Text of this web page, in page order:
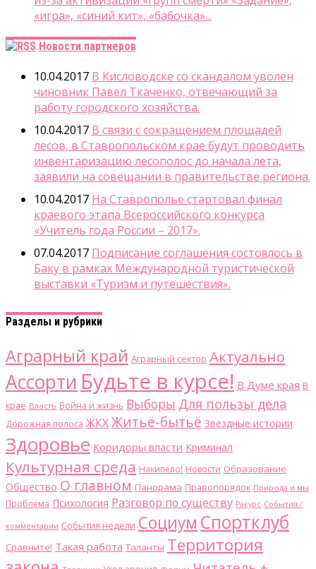
«игра», «синий кит», «бабочка»...
Новости партнеров
10.04.2017 В Кисловодске со скандалом уволен
чиновник Павел Ткаченко, отвечающий за
работу городского хозяйства.
10.04.2017 В связи с сокращением площадей
лесов, в Ставропольском крае будут проводить
инвентаризацию лесополос до начала лета,
заявили на совещании в правительстве региона.
10.04.2017 На Ставрополье стартовал финал
краевого этапа Всероссийского конкурса
«Учитель года России – 2017».
07.04.2017 Подписание соглашения состоялось в
Баку в рамках Международной туристической
выставки «Туризм и путешествия».
Разделы и рубрики
Аграрный край Аграрный сектор Актуально
Ассорти Будьте в курсе! В Думе края В
крае Власть Война и жизнь Выборы Для пользы дела
Дорожная полоса ЖКХЖитьё-бытьё Звездные истории
Здоровье Коридоры власти Криминал
Культурная среда Накипело! Новости Образование
Общество О главном Панорама Правопорядок Природа и мы
Проблема Психология Разговор по существу Ракурс События /
комментарии События недели Социум Спортклуб
Сравните! Такая работа Таланты Территория